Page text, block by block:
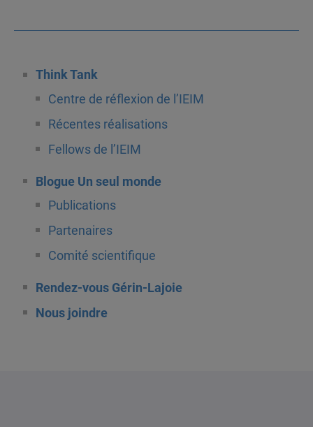
Think Tank
Centre de réflexion de l’IEIM
Récentes réalisations
Fellows de l’IEIM
Blogue Un seul monde
Publications
Partenaires
Comité scientifique
Rendez-vous Gérin-Lajoie
Nous joindre